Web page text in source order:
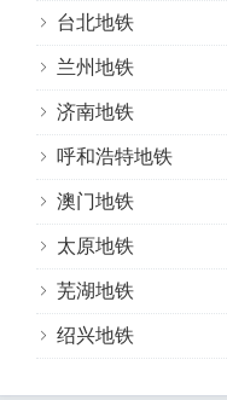
台北地铁
兰州地铁
济南地铁
呼和浩特地铁
澳门地铁
太原地铁
芜湖地铁
绍兴地铁